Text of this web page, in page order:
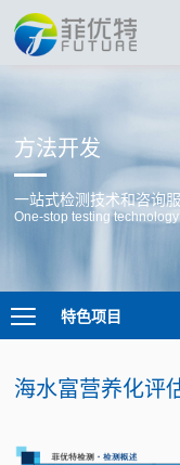
方法开发
一站式检测技术和咨询
One-stop testing
特色项目
海水富营养化评